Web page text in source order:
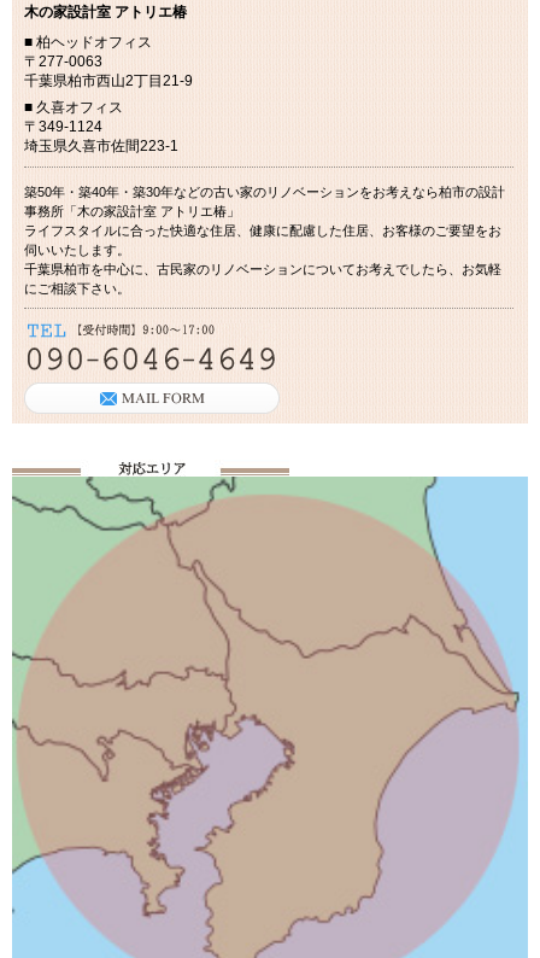
木の家設計室 アトリエ椿
■ 柏ヘッドオフィス
〒277-0063
千葉県柏市西山2丁目21-9
■ 久喜オフィス
〒349-1124
埼玉県久喜市佐間223-1
築50年・築40年・築30年などの古い家のリノベーションをお考えなら柏市の設計
事務所「木の家設計室 アトリエ椿」
ライフスタイルに合った快適な住居、健康に配慮した住居、お客様のご要望をお
伺いいたします。
千葉県柏市を中心に、古民家のリノベーションについてお考えでしたら、お気軽
にご相談下さい。